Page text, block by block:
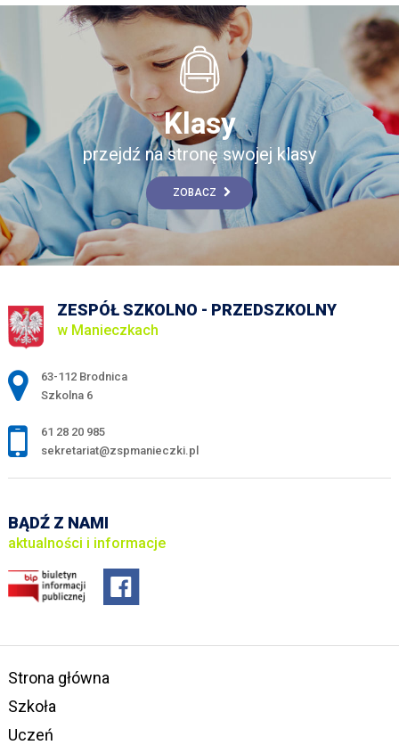
Klasy
przejdź na stronę swojej klasy
ZOBACZ
ZESPÓŁ SZKOLNO - PRZEDSZKOLNY
w Manieczkach
Adres pocztowy:
63-112 Brodnica
Szkolna 6
61 28 20 985
sekretariat@zspmanieczki.pl
BĄDŹ Z NAMI
aktualności i informacje
Strona główna
Szkoła
Uczeń